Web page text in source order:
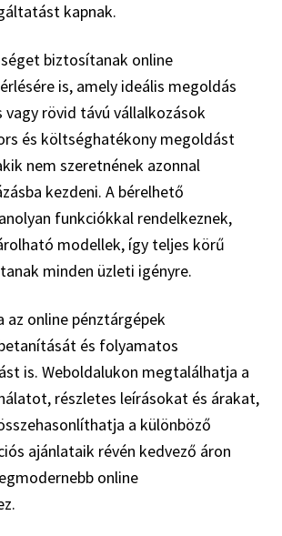
kapnak.
biztosítanak online
is, amely ideális megoldás
vagy rövid távú vállalkozások
és költséghatékony megoldást
nem szeretnének azonnal
kezdeni. A bérelhető
funkciókkal rendelkeznek,
modellek, így teljes körű
minden üzleti igényre.
az online pénztárgépek
és folyamatos
is. Weboldalukon megtalálhatja a
részletes leírásokat és árakat,
a különböző
ajánlataik révén kedvező áron
online